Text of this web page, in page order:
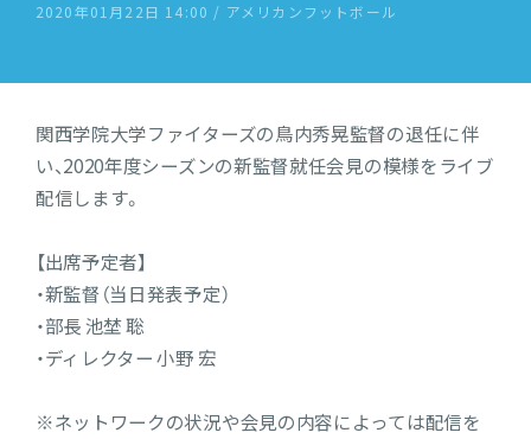
2020年01月22日 14:00 / アメリカンフットボール
関西学院大学ファイターズの鳥内秀晃監督の退任に伴
い、2020年度シーズンの新監督就任会見の模様をライブ
配信します。
【出席予定者】
・新監督（当日発表予定）
・部長 池埜 聡
・ディレクター 小野 宏
※ネットワークの状況や会見の内容によっては配信を